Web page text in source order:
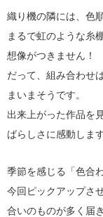
織り機の隣には、色
まるで虹のような糸
想像がつきません！
だって、組み合わせ
まいまそうです。
出来上がった作品を
ばらしさに感動します
季節を感じる「色合
今回ピックアップさ
合いのものが多く届